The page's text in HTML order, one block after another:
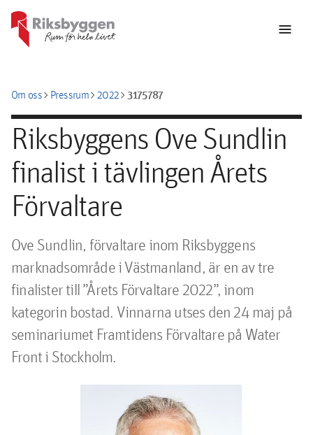
menu
Om osschevron_rightPressrumchevron_right2022chevron_right3175787
Riksbyggens Ove Sundlin
finalist i tävlingen Årets
Förvaltare
Ove Sundlin, förvaltare inom Riksbyggens
marknadsområde i Västmanland, är en av tre
finalister till ”Årets Förvaltare 2022”, inom
kategorin bostad. Vinnarna utses den 24 maj på
seminariumet Framtidens Förvaltare på Water
Front i Stockholm.